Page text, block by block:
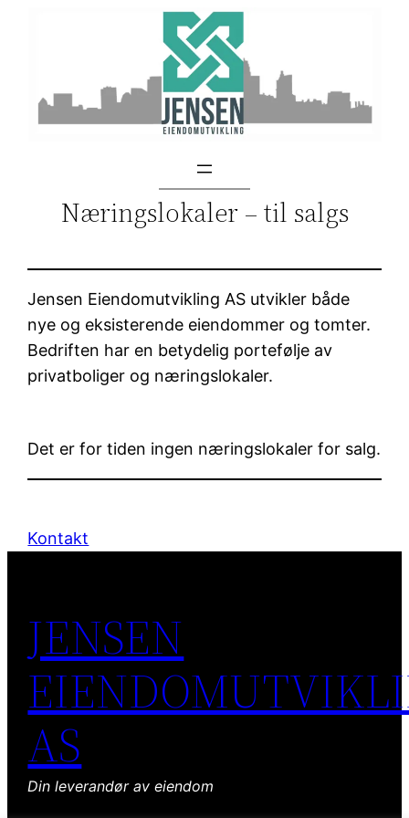
Næringslokaler – til salgs
Jensen Eiendomutvikling AS utvikler både
nye og eksisterende eiendommer og tomter.
Bedriften har en betydelig portefølje av
privatboliger og næringslokaler.
Det er for tiden ingen næringslokaler for salg.
Kontakt
JENSEN
AS
Din leverandør av eiendom